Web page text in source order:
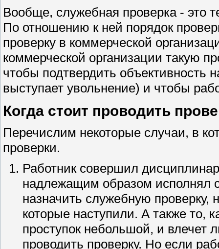
Вообще, служебная проверка - это
По отношению к ней порядок
проверку в коммерческой
коммерческой организации такую
чтобы подтвердить объективность
выступает увольнение) и чтобы
Когда стоит проводить
Перечислим некоторые случаи, в
проверки.
Работник совершил
надлежащим образом исполнял
назначить служебную проверку,
которые наступили. А также то,
проступок небольшой, и влечет
проводить проверку. Но если